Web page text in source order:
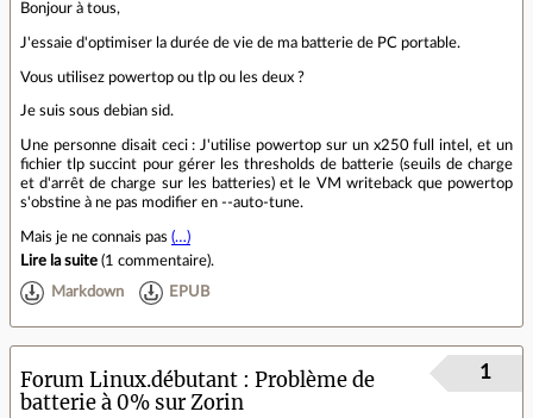
Bonjour à tous,
J'essaie d'optimiser la durée de vie de ma batterie de PC portable.
Vous utilisez powertop ou tlp ou les deux ?
Je suis sous debian sid.
Une personne disait ceci : J'utilise powertop sur un x250 full intel, et un
fichier tlp succint pour gérer les thresholds de batterie (seuils de charge
et d'arrêt de charge sur les batteries) et le VM writeback que powertop
s'obstine à ne pas modifier en --auto-tune.
Mais je ne connais pas (…)
Lire la suite (1 commentaire).
Markdown EPUB
Forum Linux.débutant
Problème de
batterie à 0% sur Zorin
1